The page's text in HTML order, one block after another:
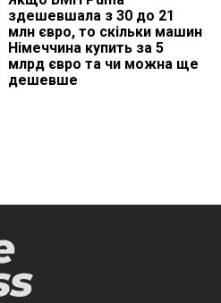
здешевшала з 30 до 21
млн євро, то скільки машин
Німеччина купить за 5
млрд євро та чи можна ще
дешевше